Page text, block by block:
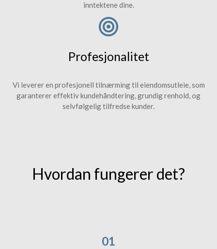
inntektene dine.
Profesjonalitet
Vi leverer en profesjonell tilnærming til eiendomsutleie, som
garanterer effektiv kundehåndtering, grundig renhold, og
selvfølgelig tilfredse kunder.
Hvordan fungerer det?
01